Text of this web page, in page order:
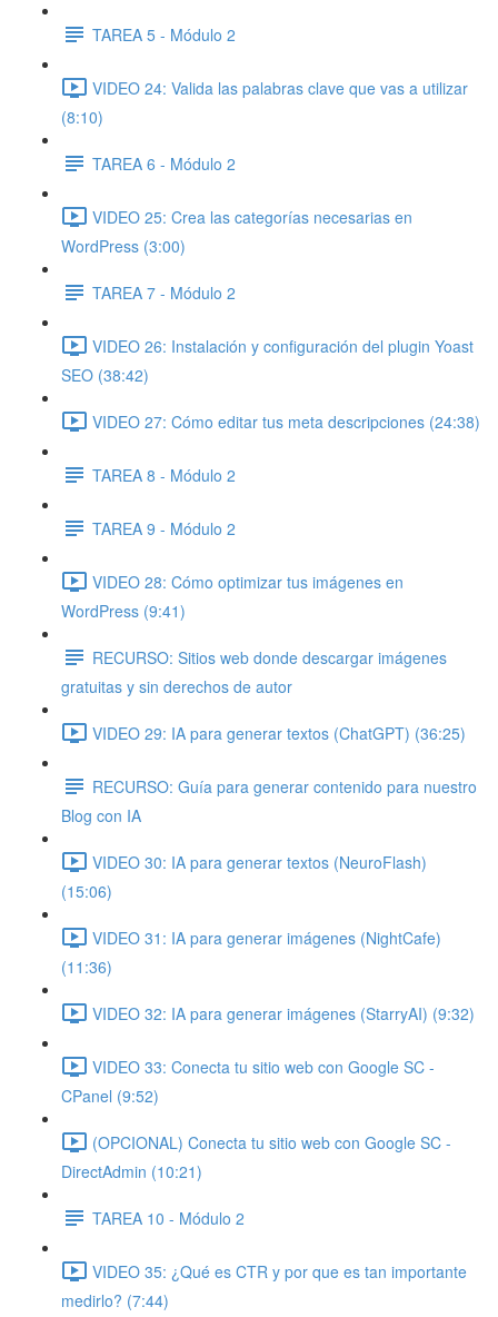
TAREA 5 - Módulo 2
VIDEO 24: Valida las palabras clave que vas a utilizar
(8:10)
TAREA 6 - Módulo 2
VIDEO 25: Crea las categorías necesarias en
WordPress (3:00)
TAREA 7 - Módulo 2
VIDEO 26: Instalación y configuración del plugin Yoast
SEO (38:42)
VIDEO 27: Cómo editar tus meta descripciones (24:38)
TAREA 8 - Módulo 2
TAREA 9 - Módulo 2
VIDEO 28: Cómo optimizar tus imágenes en
WordPress (9:41)
RECURSO: Sitios web donde descargar imágenes
gratuitas y sin derechos de autor
VIDEO 29: IA para generar textos (ChatGPT) (36:25)
RECURSO: Guía para generar contenido para nuestro
Blog con IA
VIDEO 30: IA para generar textos (NeuroFlash)
(15:06)
VIDEO 31: IA para generar imágenes (NightCafe)
(11:36)
VIDEO 32: IA para generar imágenes (StarryAI) (9:32)
VIDEO 33: Conecta tu sitio web con Google SC -
CPanel (9:52)
(OPCIONAL) Conecta tu sitio web con Google SC -
DirectAdmin (10:21)
TAREA 10 - Módulo 2
VIDEO 35: ¿Qué es CTR y por que es tan importante
medirlo? (7:44)